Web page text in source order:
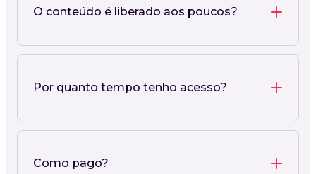
O conteúdo é liberado aos poucos?
Por quanto tempo tenho acesso?
Como pago?